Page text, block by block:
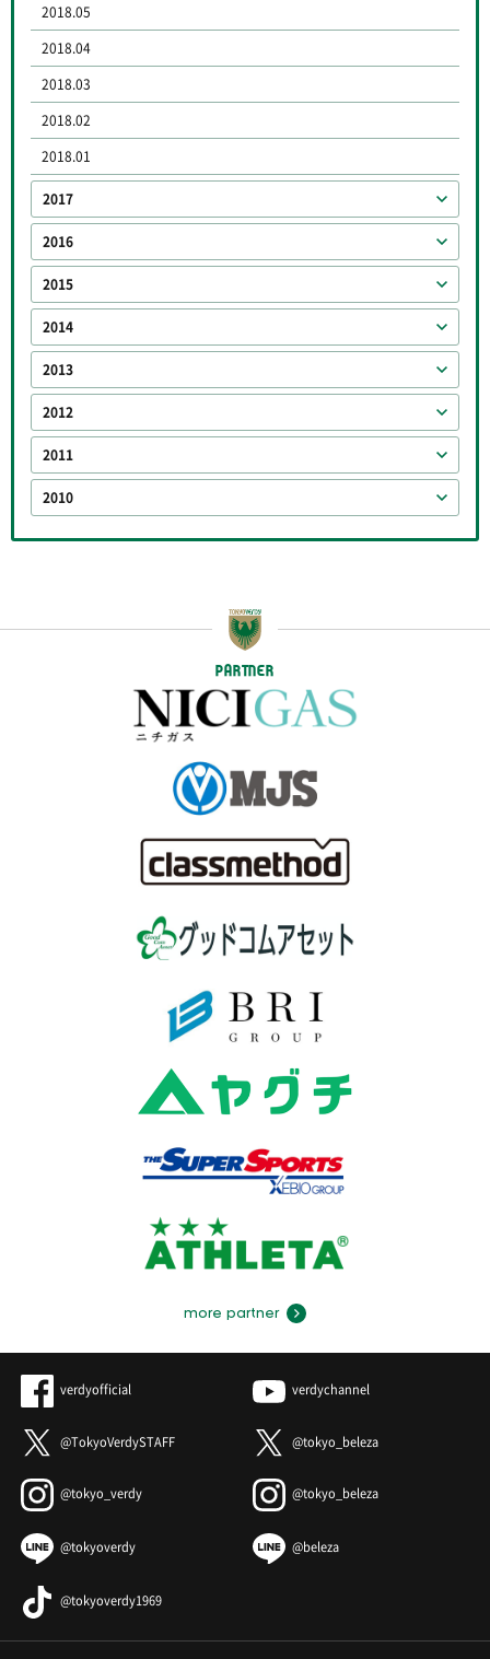
2018.05
2018.04
2018.03
2018.02
2018.01
2017
2016
2015
2014
2013
2012
2011
2010
PARTNER
more partner
verdyofficial verdychannel
@TokyoVerdySTAFF @tokyo_beleza
@tokyo_verdy @tokyo_beleza
@tokyoverdy @beleza
@tokyoverdy1969